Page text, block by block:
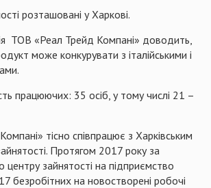
розташовані у Харкові.
ТОВ «Реал Трейд Компані» доводить,
може конкурувати з італійськими і
працюючих: 35 осіб, у тому числі 21 –
тісно співпрацює з Харківським
Протягом 2017 року за
центру зайнятості на підприємство
безробітних на новостворені робочі